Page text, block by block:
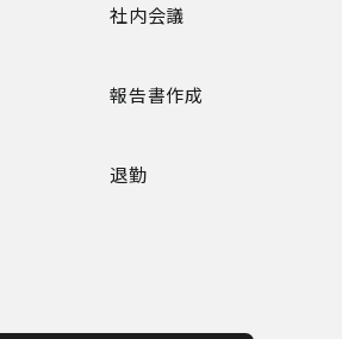
社内会議
報告書作成
退勤